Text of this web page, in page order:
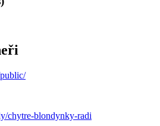
chytre-blondynky-radi